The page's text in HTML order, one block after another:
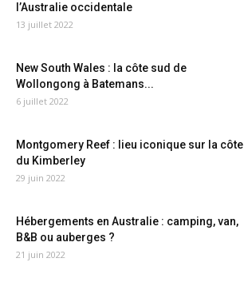
l’Australie occidentale
13 juillet 2022
New South Wales : la côte sud de
Wollongong à Batemans...
6 juillet 2022
Montgomery Reef : lieu iconique sur la côte
du Kimberley
29 juin 2022
Hébergements en Australie : camping, van,
B&B ou auberges ?
21 juin 2022